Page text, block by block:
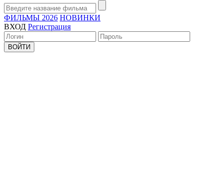
ФИЛЬМЫ 2026 НОВИНКИ
ВХОД Регистрация